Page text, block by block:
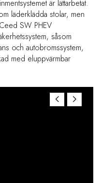
är lättarbetat.
läderklädda stolar, men
SW PHEV
såsom
och autobromssystem,
med eluppvärmbar